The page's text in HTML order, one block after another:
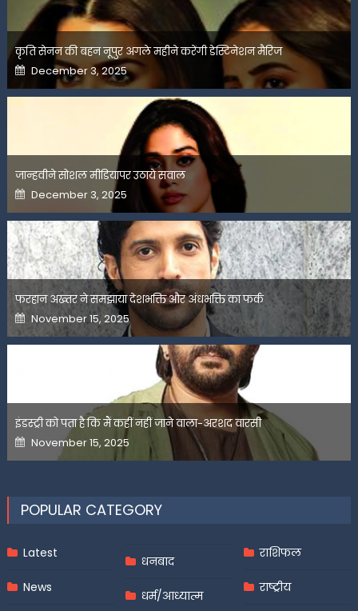
कृति सेनन की बहन नूपुर अगले महीने करेंगी डेस्टिनेशन मैरिज
Posted
on
December 3, 2025
जान्हवीने सोशल मीडियापर उठाये सवाल
Posted
on
December 3, 2025
फरहान अख्तर ने समझाया देशभक्ति और अंधभक्ति का फर्क
Posted
on
November 15, 2025
इंडस्ट्री को पता है कि मैं कहीं नहीं जाने वाला-अरशद वारसी
Posted
on
November 15, 2025
POPULAR CATEGORY
Latest
News
धनबाद
धर्म/आध्यात्म
राशिफल
राष्ट्रीय